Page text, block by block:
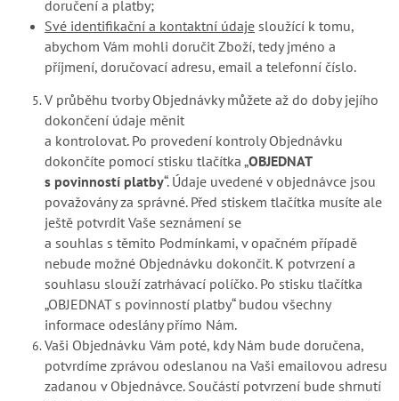
doručení a platby;
Své identifikační a kontaktní údaje sloužící k tomu,
abychom Vám mohli doručit Zboží, tedy jméno a
příjmení, doručovací adresu, email a telefonní číslo.
V průběhu tvorby Objednávky můžete až do doby jejího
dokončení údaje měnit
a kontrolovat. Po provedení kontroly Objednávku
dokončíte pomocí stisku tlačítka „OBJEDNAT
s povinností platby“. Údaje uvedené v objednávce jsou
považovány za správné. Před stiskem tlačítka musíte ale
ještě potvrdit Vaše seznámení se
a souhlas s těmito Podmínkami, v opačném případě
nebude možné Objednávku dokončit. K potvrzení a
souhlasu slouží zatrhávací políčko. Po stisku tlačítka
„OBJEDNAT s povinností platby“ budou všechny
informace odeslány přímo Nám.
Vaši Objednávku Vám poté, kdy Nám bude doručena,
potvrdíme zprávou odeslanou na Vaši emailovou adresu
zadanou v Objednávce. Součástí potvrzení bude shrnutí